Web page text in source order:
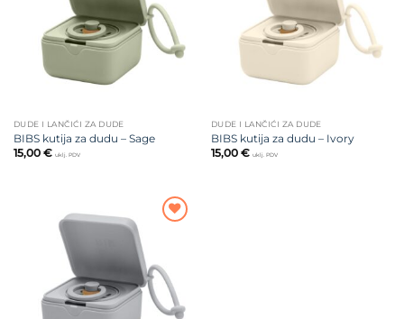
DUDE I LANČIĆI ZA DUDE
BIBS kutija za dudu – Sage
15,00 € uklj. PDV
DUDE I LANČIĆI ZA DUDE
BIBS kutija za dudu – Ivory
15,00 € uklj. PDV